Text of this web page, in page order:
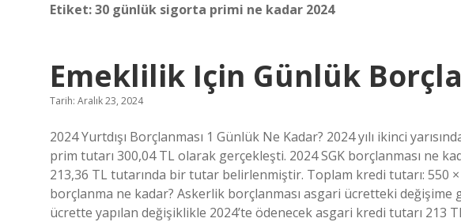
Etiket:30 günlük sigorta primi ne kadar 2024
Emeklilik Için Günlük
Tarih: Aralık 23, 2024
2024 Yurtdışı Borçlanması 1 Günlük Ne Kadar? 2024 yılı ikinci
prim tutarı 300,04 TL olarak gerçekleşti. 2024 SGK borçlanması ne
213,36 TL tutarında bir tutar belirlenmiştir. Toplam kredi tutarı: 550 ×
borçlanma ne kadar? Askerlik borçlanması asgari ücretteki değişime
ücrette yapılan değişiklikle 2024’te ödenecek asgari kredi tutarı 213